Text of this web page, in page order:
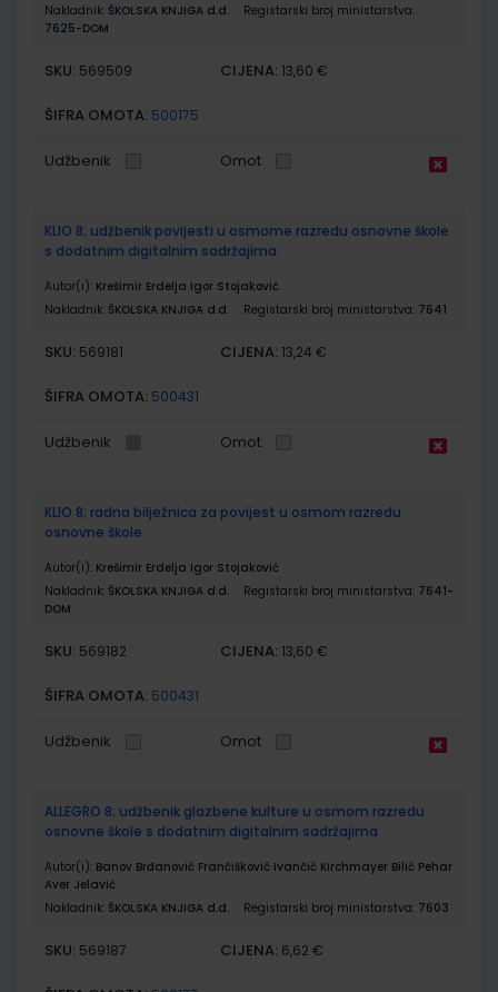
Nakladnik: ŠKOLSKA KNJIGA d.d.
Registarski broj ministarstva:
7625-DOM
SKU: 569509 CIJENA: 13,60 €
ŠIFRA OMOTA: 500175
Udžbenik Omot
KLIO 8; udžbenik povijesti u osmome razredu osnovne škole
s dodatnim digitalnim sadržajima
Autor(i): Krešimir Erdelja Igor Stojaković
Nakladnik: ŠKOLSKA KNJIGA d.d. Registarski broj ministarstva: 7641
SKU: 569181 CIJENA: 13,24 €
ŠIFRA OMOTA: 500431
Udžbenik Omot
KLIO 8; radna bilježnica za povijest u osmom razredu
osnovne škole
Autor(i): Krešimir Erdelja Igor Stojaković
Nakladnik: ŠKOLSKA KNJIGA d.d. Registarski broj ministarstva: 7641-
DOM
SKU: 569182 CIJENA: 13,60 €
ŠIFRA OMOTA: 500431
Udžbenik Omot
ALLEGRO 8; udžbenik glazbene kulture u osmom razredu
osnovne škole s dodatnim digitalnim sadržajima
Autor(i): Banov Brđanović Frančišković Ivančić Kirchmayer Bilić Pehar
Aver Jelavić
Nakladnik: ŠKOLSKA KNJIGA d.d. Registarski broj ministarstva: 7603
SKU: 569187 CIJENA: 6,62 €